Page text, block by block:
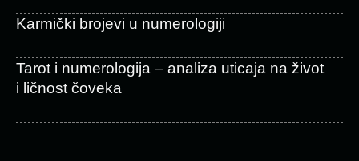
Karmički brojevi u numerologiji
Tarot i numerologija – analiza uticaja na život
i ličnost čoveka